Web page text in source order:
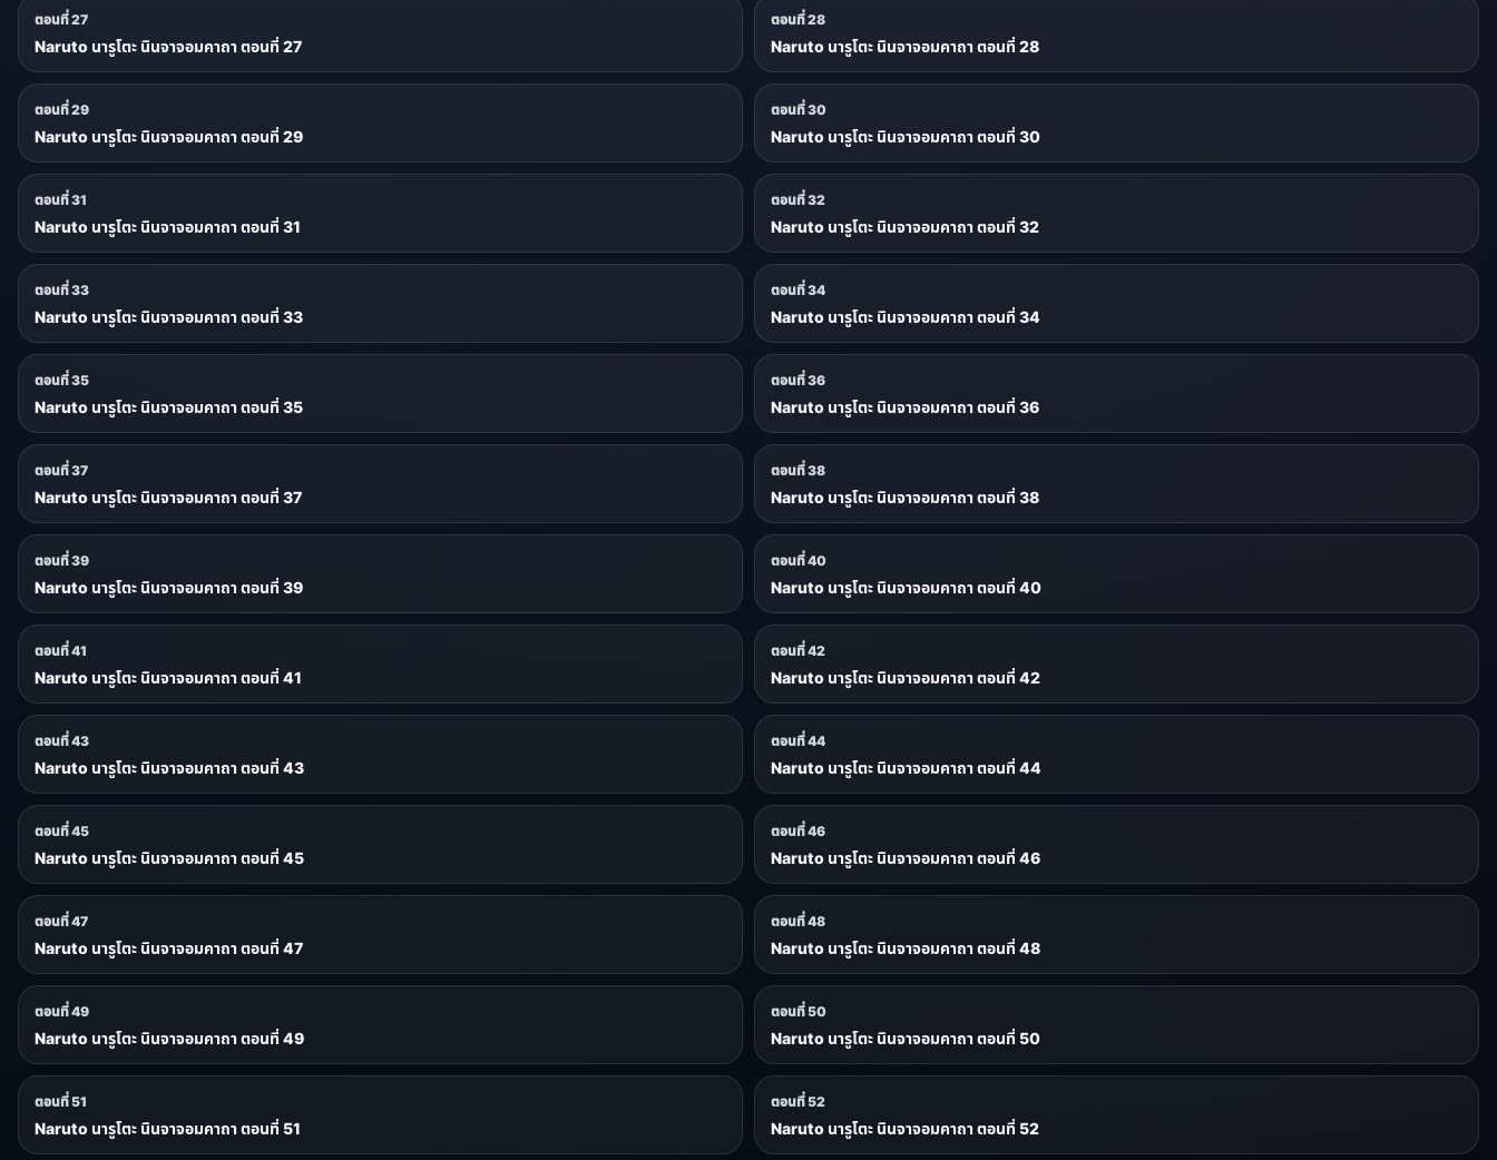
ตอนที่ 27
Naruto นารูโตะ นินจาจอมคาถา ตอนที่ 27
ตอนที่ 28
Naruto นารูโตะ นินจาจอมคาถา ตอนที่ 28
ตอนที่ 29
Naruto นารูโตะ นินจาจอมคาถา ตอนที่ 29
ตอนที่ 30
Naruto นารูโตะ นินจาจอมคาถา ตอนที่ 30
ตอนที่ 31
Naruto นารูโตะ นินจาจอมคาถา ตอนที่ 31
ตอนที่ 32
Naruto นารูโตะ นินจาจอมคาถา ตอนที่ 32
ตอนที่ 33
Naruto นารูโตะ นินจาจอมคาถา ตอนที่ 33
ตอนที่ 34
Naruto นารูโตะ นินจาจอมคาถา ตอนที่ 34
ตอนที่ 35
Naruto นารูโตะ นินจาจอมคาถา ตอนที่ 35
ตอนที่ 36
Naruto นารูโตะ นินจาจอมคาถา ตอนที่ 36
ตอนที่ 37
Naruto นารูโตะ นินจาจอมคาถา ตอนที่ 37
ตอนที่ 38
Naruto นารูโตะ นินจาจอมคาถา ตอนที่ 38
ตอนที่ 39
Naruto นารูโตะ นินจาจอมคาถา ตอนที่ 39
ตอนที่ 40
Naruto นารูโตะ นินจาจอมคาถา ตอนที่ 40
ตอนที่ 41
Naruto นารูโตะ นินจาจอมคาถา ตอนที่ 41
ตอนที่ 42
Naruto นารูโตะ นินจาจอมคาถา ตอนที่ 42
ตอนที่ 43
Naruto นารูโตะ นินจาจอมคาถา ตอนที่ 43
ตอนที่ 44
Naruto นารูโตะ นินจาจอมคาถา ตอนที่ 44
ตอนที่ 45
Naruto นารูโตะ นินจาจอมคาถา ตอนที่ 45
ตอนที่ 46
Naruto นารูโตะ นินจาจอมคาถา ตอนที่ 46
ตอนที่ 47
Naruto นารูโตะ นินจาจอมคาถา ตอนที่ 47
ตอนที่ 48
Naruto นารูโตะ นินจาจอมคาถา ตอนที่ 48
ตอนที่ 49
Naruto นารูโตะ นินจาจอมคาถา ตอนที่ 49
ตอนที่ 50
Naruto นารูโตะ นินจาจอมคาถา ตอนที่ 50
ตอนที่ 51
Naruto นารูโตะ นินจาจอมคาถา ตอนที่ 51
ตอนที่ 52
Naruto นารูโตะ นินจาจอมคาถา ตอนที่ 52